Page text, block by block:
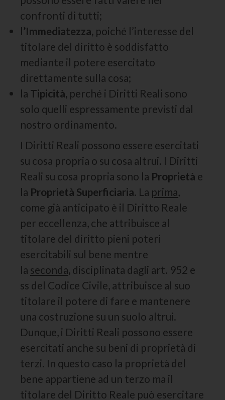
confronti di tutti;
l’Immediatezza, poiché l’interesse del
titolare del diritto è soddisfatto
mediante il potere esercitato
direttamente sulla cosa;
la Tipicità, perché i Diritti Reali sono
solo quelli espressamente previsti dal
nostro ordinamento.
I Diritti Reali possono essere esercitati
su cosa propria o su cosa altrui. I Diritti
Reali su cosa propria sono la Proprietà e
la Proprietà Superficiaria. La prima,
come già anticipato è il Diritto Reale
per eccellenza, che attribuisce al
titolare del diritto pieni poteri
esercitabili sul bene mentre
la seconda, disciplinata dagli art. 952 e
ss del Codice Civile, attribuisce al suo
titolare il potere di fare e mantenere
una costruzione su un suolo altrui.
Dunque, i Diritti Reali possono essere
esercitati anche su beni di proprietà di
terzi. In questo caso la proprietà del
bene appartiene ad un terzo ma il
titolare del Diritto Reale può esercitare